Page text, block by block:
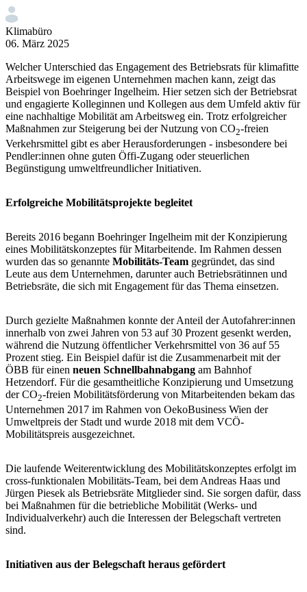
Klimabüro
06. März 2025
Welcher Unterschied das Engagement des Betriebsrats für klimafitte
Arbeitswege im eigenen Unternehmen machen kann, zeigt das
Beispiel von Boehringer Ingelheim. Hier setzen sich der Betriebsrat
und engagierte Kolleginnen und Kollegen aus dem Umfeld aktiv für
eine nachhaltige Mobilität am Arbeitsweg ein. Trotz erfolgreicher
Maßnahmen zur Steigerung bei der Nutzung von CO2-freien
Verkehrsmittel gibt es aber Herausforderungen - insbesondere bei
Pendler:innen ohne guten Öffi-Zugang oder steuerlichen
Begünstigung umweltfreundlicher Initiativen.
Erfolgreiche Mobilitätsprojekte begleitet
Bereits 2016 begann Boehringer Ingelheim mit der Konzipierung
eines Mobilitätskonzeptes für Mitarbeitende. Im Rahmen dessen
wurden das so genannte Mobilitäts-Team gegründet, das sind
Leute aus dem Unternehmen, darunter auch Betriebsrätinnen und
Betriebsräte, die sich mit Engagement für das Thema einsetzen.
Durch gezielte Maßnahmen konnte der Anteil der Autofahrer:innen
innerhalb von zwei Jahren von 53 auf 30 Prozent gesenkt werden,
während die Nutzung öffentlicher Verkehrsmittel von 36 auf 55
Prozent stieg. Ein Beispiel dafür ist die Zusammenarbeit mit der
ÖBB für einen neuen Schnellbahnabgang am Bahnhof
Hetzendorf. Für die gesamtheitliche Konzipierung und Umsetzung
der CO2-freien Mobilitätsförderung von Mitarbeitenden bekam das
Unternehmen 2017 im Rahmen von OekoBusiness Wien der
Umweltpreis der Stadt und wurde 2018 mit dem VCÖ-
Mobilitätspreis ausgezeichnet.
Die laufende Weiterentwicklung des Mobilitätskonzeptes erfolgt im
cross-funktionalen Mobilitäts-Team, bei dem Andreas Haas und
Jürgen Piesek als Betriebsräte Mitglieder sind. Sie sorgen dafür, dass
bei Maßnahmen für die betriebliche Mobilität (Werks- und
Individualverkehr) auch die Interessen der Belegschaft vertreten
sind.
Initiativen aus der Belegschaft heraus gefördert